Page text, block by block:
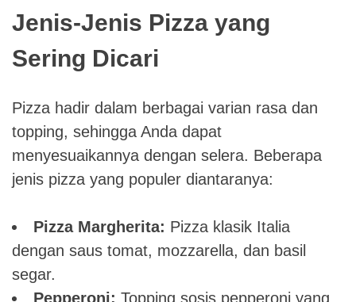
Jenis-Jenis Pizza yang
Sering Dicari
Pizza hadir dalam berbagai varian rasa dan
topping, sehingga Anda dapat
menyesuaikannya dengan selera. Beberapa
jenis pizza yang populer diantaranya:
Pizza Margherita: Pizza klasik Italia
dengan saus tomat, mozzarella, dan basil
segar.
Pepperoni: Topping sosis pepperoni yang